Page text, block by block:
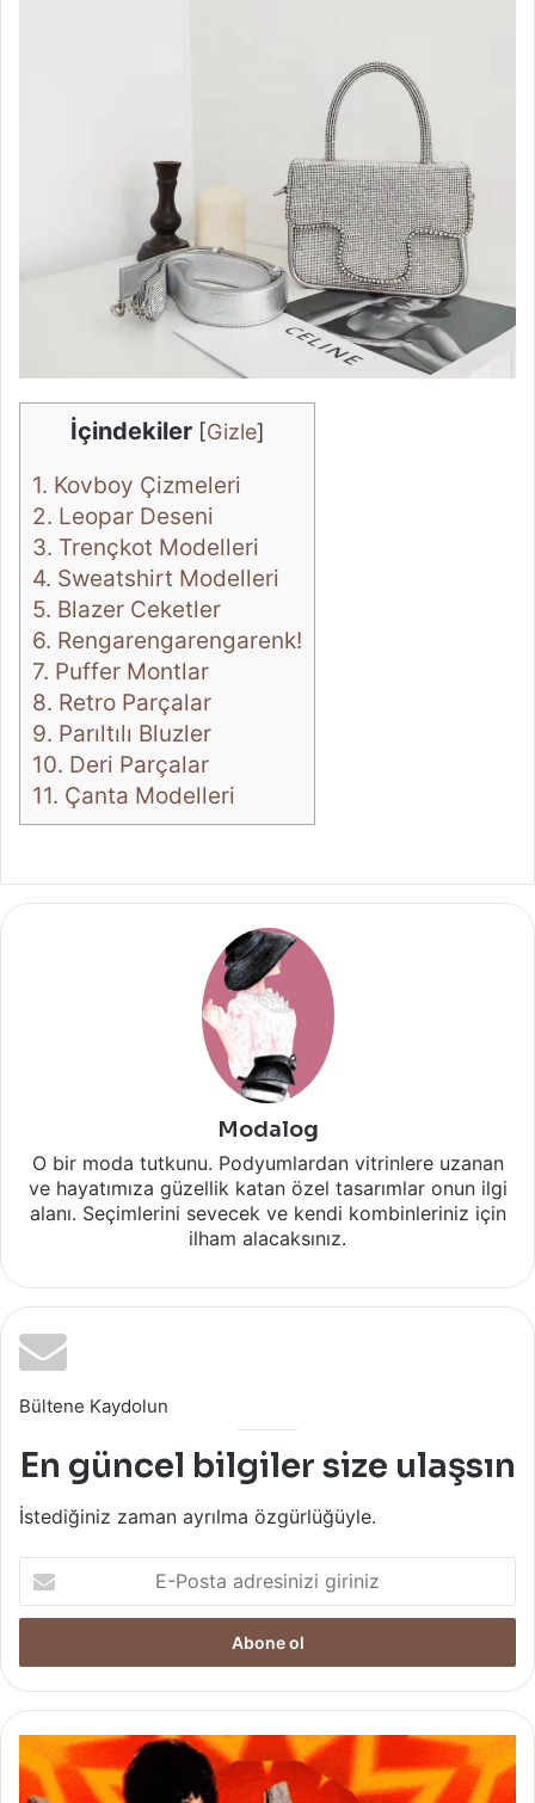
İçindekiler [Gizle]
1. Kovboy Çizmeleri
2. Leopar Deseni
3. Trençkot Modelleri
4. Sweatshirt Modelleri
5. Blazer Ceketler
6. Rengarengarengarenk!
7. Puffer Montlar
8. Retro Parçalar
9. Parıltılı Bluzler
10. Deri Parçalar
11. Çanta Modelleri
Modalog
O bir moda tutkunu. Podyumlardan vitrinlere uzanan
ve hayatımıza güzellik katan özel tasarımlar onun ilgi
alanı. Seçimlerini sevecek ve kendi kombinleriniz için
ilham alacaksınız.
Bültene Kaydolun
En güncel bilgiler size ulaşsın
İstediğiniz zaman ayrılma özgürlüğüyle.
Posta
adresinizi
Biri
bal
kabağı